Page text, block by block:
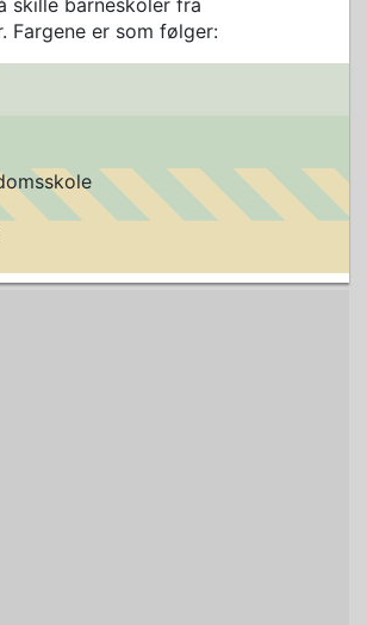
skille barneskoler fra
Fargene er som følger: